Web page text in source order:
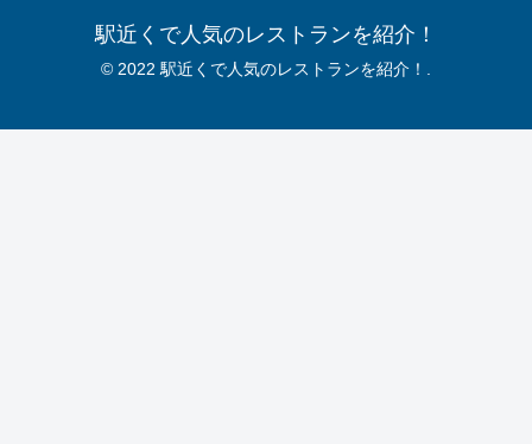
駅近くで人気のレストランを紹介！
© 2022 駅近くで人気のレストランを紹介！.